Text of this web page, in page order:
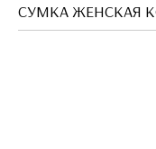
СУМКА ЖЕНСКАЯ